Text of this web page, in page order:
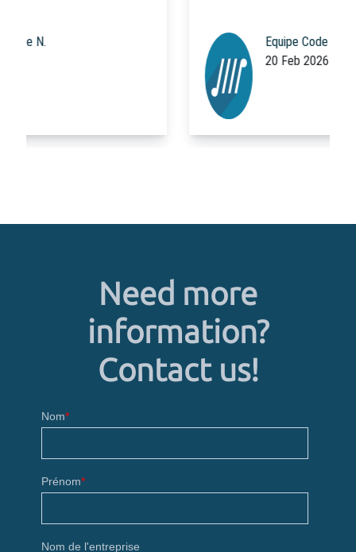
Equipe Code Rhapsodie
Need more
information?
Contact us!